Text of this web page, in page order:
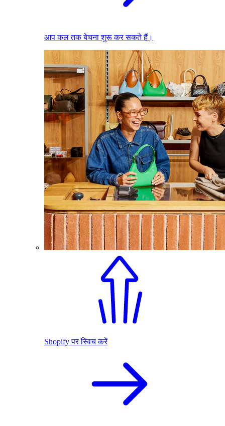
आप कल तक बेचना शुरू कर सकते हैं।
Shopify पर स्विच करें